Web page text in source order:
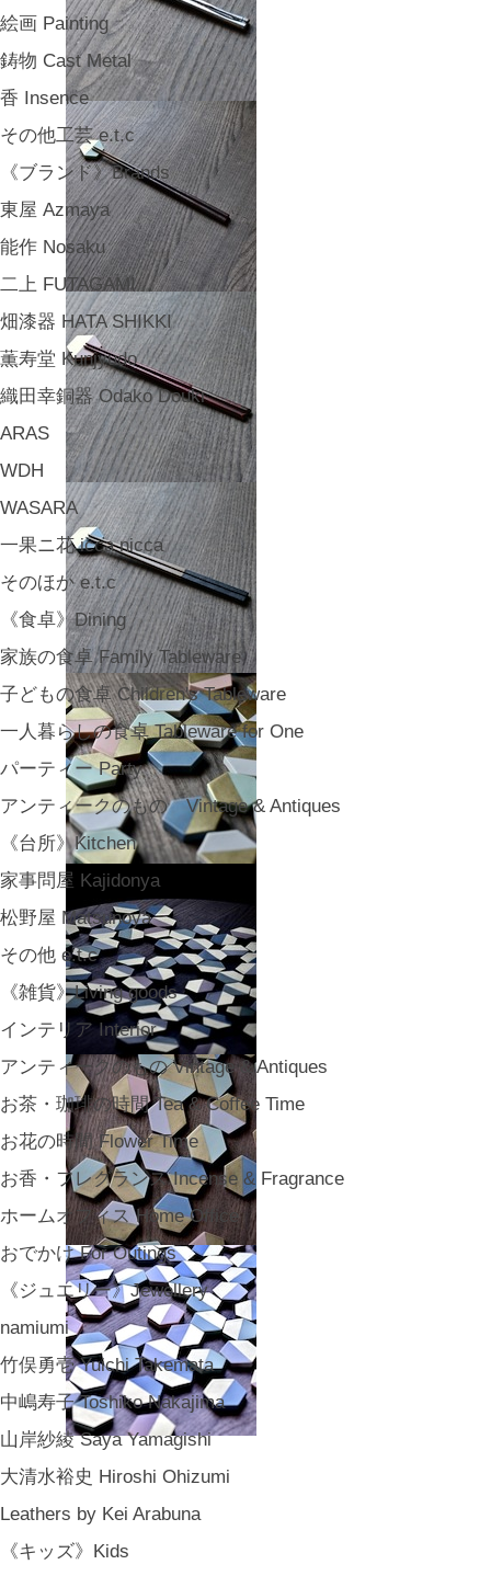
絵画 Painting
鋳物 Cast Metal
香 Insence
その他工芸 e.t.c
《ブランド》Brands
東屋 Azmaya
能作 Nosaku
二上 FUTAGAMI
畑漆器 HATA SHIKKI
薫寿堂 Kunjyudo
織田幸銅器 Odako Douki
ARAS
WDH
WASARA
一果ニ花 icca nicca
そのほか e.t.c
《食卓》Dining
家族の食卓 Family Tableware
子どもの食卓 Children's Tableware
一人暮らしの食卓 Tableware for One
パーティー Party
アンティークのもの Vintage & Antiques
《台所》Kitchen
家事問屋 Kajidonya
松野屋 Matsunoya
その他 e.t.c
《雑貨》Living goods
インテリア Interior
アンティークのもの Vintage & Antiques
お茶・珈琲の時間 Tea & Coffee Time
お花の時間 Flower Time
お香・フレグランス Incense & Fragrance
ホームオフィス Home Office
おでかけ For Outings
《ジュエリー》Jewellery
namiumi
竹俣勇壱 Yuichi Takemata
中嶋寿子 Toshiko Nakajima
山岸紗綾 Saya Yamagishi
大清水裕史 Hiroshi Ohizumi
Leathers by Kei Arabuna
《キッズ》Kids